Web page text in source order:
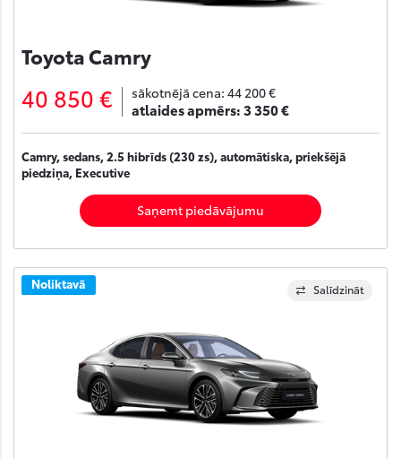
Toyota Camry
40 850 € sākotnējā cena: 44 200 €
atlaides apmērs:3 350 €
Camry, sedans, 2.5 hibrīds (230 zs), automātiska, priekšējā
piedziņa, Executive
Saņemt piedāvājumu
Salīdzināt
Noliktavā